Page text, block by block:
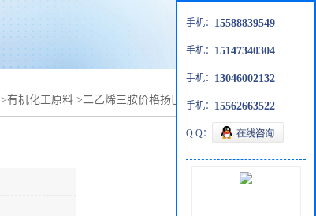
>有机化工原料 >二乙烯三胺价格扬巴亨斯曼现货供应
手机： 15588839549
手机： 15147340304
手机： 13046002132
手机： 15562663522
Q Q：